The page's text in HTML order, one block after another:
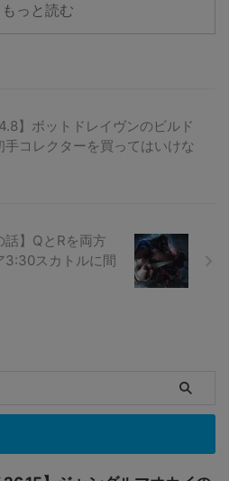
もっと読む
】ボットドレイヴンのビルド
手コレクターを買ってはいけな
話】QとRを両方
3:30スカトルに間